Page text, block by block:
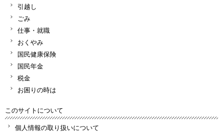
引越し
ごみ
仕事・就職
おくやみ
国民健康保険
国民年金
税金
お困りの時は
このサイトについて
個人情報の取り扱いについて